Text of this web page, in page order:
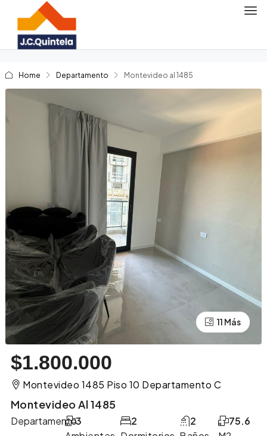
Home Departamento Montevideo al 1485
7 Más
11 Más
$1.800.000
Montevideo 1485 Piso 10 Departamento C
Montevideo Al 1485
Departamento3
2
2
75.6